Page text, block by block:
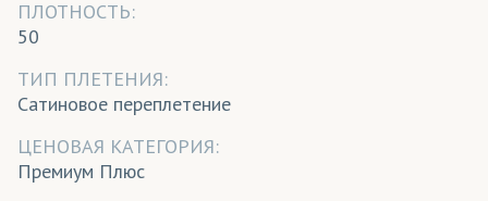
ПЛОТНОСТЬ:
50
ТИП ПЛЕТЕНИЯ:
Сатиновое переплетение
ЦЕНОВАЯ КАТЕГОРИЯ:
Премиум Плюс